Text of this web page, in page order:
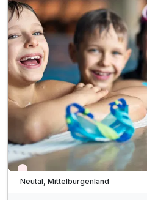
inkl. kostenfreies Parken am
inkl. kostenfreies WLAN
inkl. Burgenland Card
inkl. Eintritt in das Waldbad
Tipp: Sonnentherme
Tipp: Sonnenland Seilgarten &
Tipp: Radverleih direkt im
Nur noch Restplätze
Neutal, Mittelburgenland